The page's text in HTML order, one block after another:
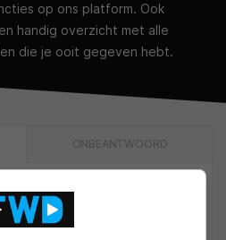
op ons platform. Ook
handig overzicht met alle
die je ooit gegeven hebt.
ONBEANTWOORD